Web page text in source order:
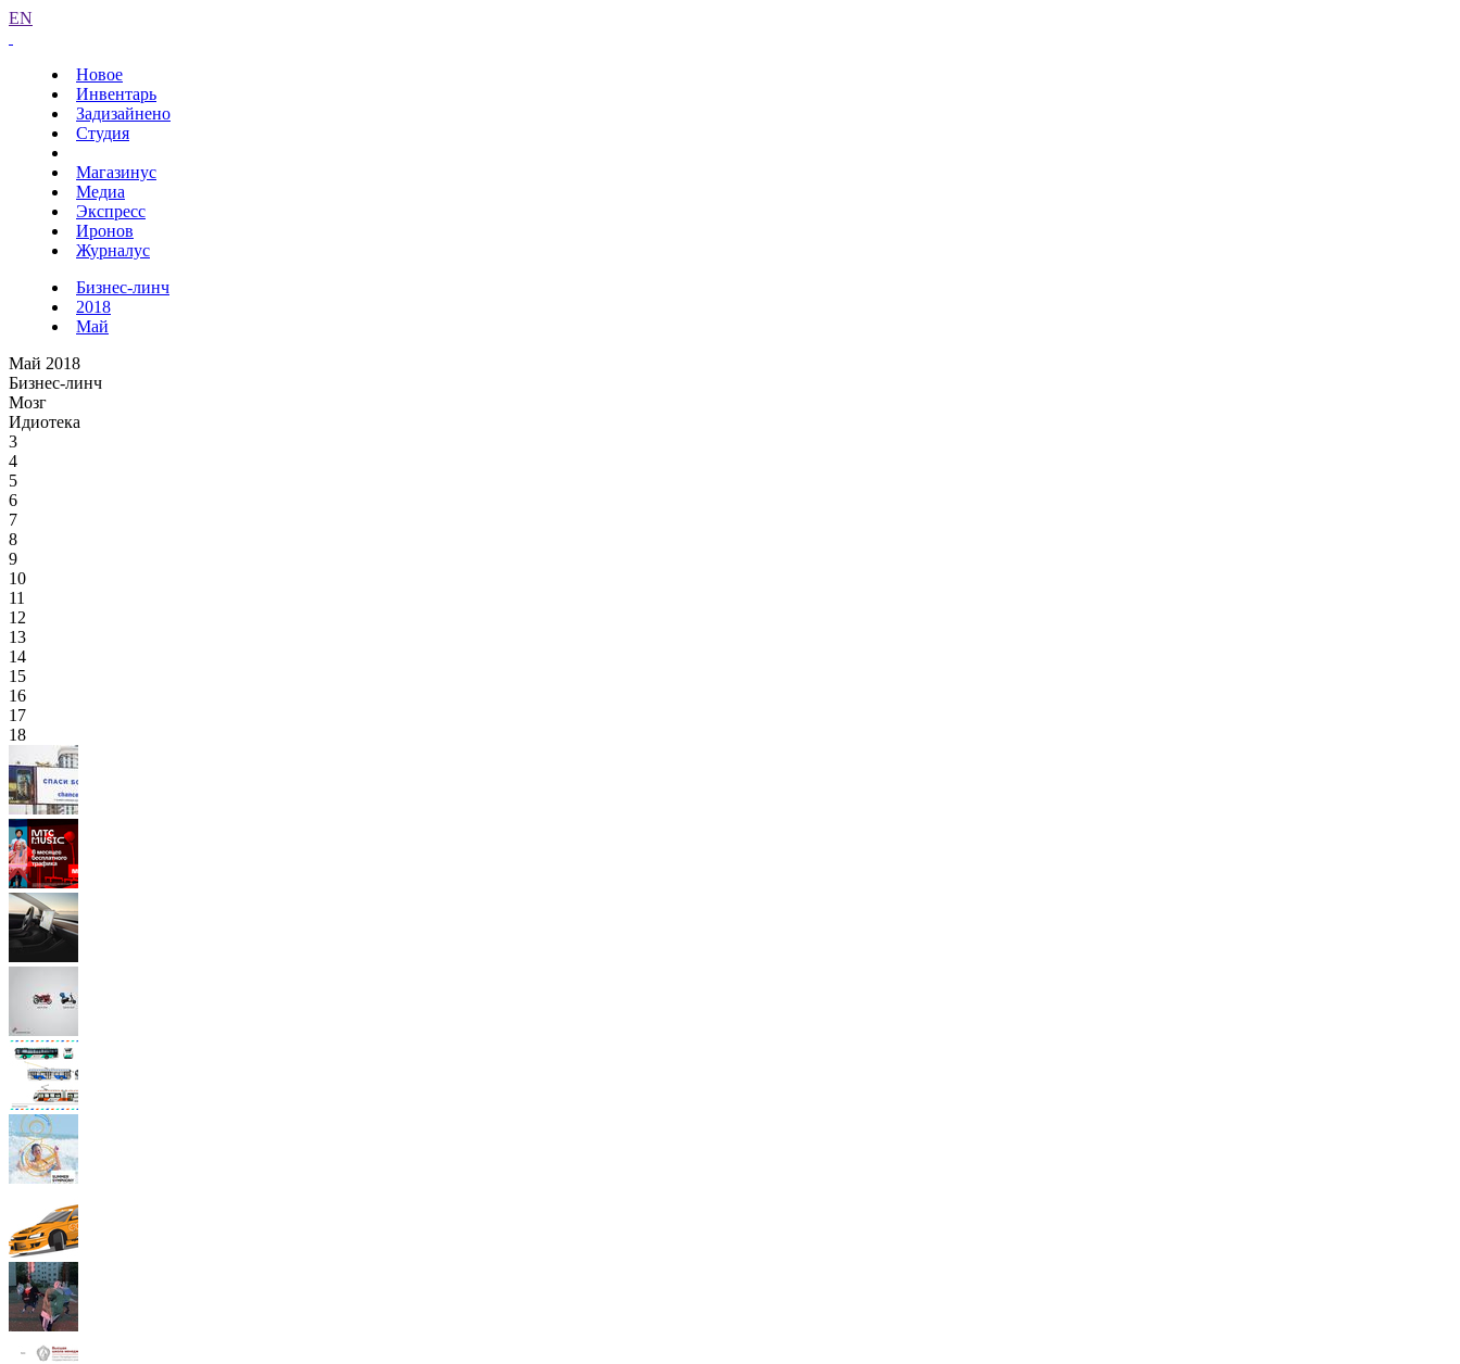
EN
Новое
Инвентарь
Задизайнено
Студия
Магазинус
Медиа
Экспресс
Иронов
Журналус
Бизнес-линч
2018
Май
Май 2018
Бизнес-линч
Мозг
Идиотека
3
4
5
6
7
8
9
10
11
12
13
14
15
16
17
18